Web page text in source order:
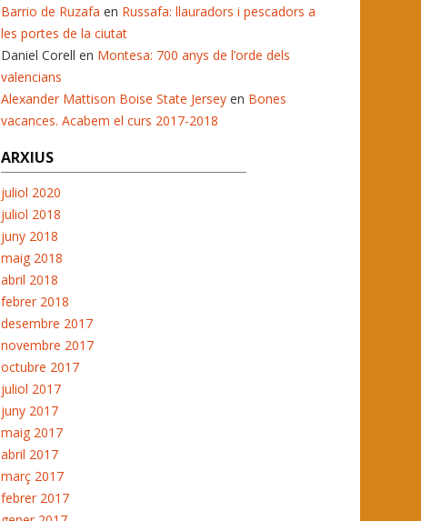
Barrio de Ruzafa en Russafa: llauradors i pescadors a
les portes de la ciutat
Daniel Corell en Montesa: 700 anys de l’orde dels
valencians
Alexander Mattison Boise State Jersey en Bones
vacances. Acabem el curs 2017-2018
ARXIUS
juliol 2020
juliol 2018
juny 2018
maig 2018
abril 2018
febrer 2018
desembre 2017
novembre 2017
octubre 2017
juliol 2017
juny 2017
maig 2017
abril 2017
març 2017
febrer 2017